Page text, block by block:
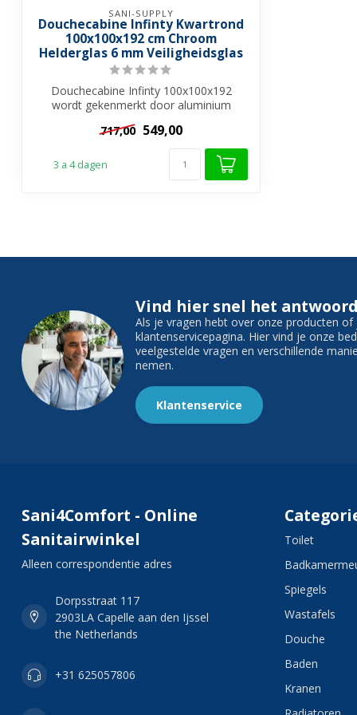
SANI-SUPPLY
Douchecabine Infinty Kwartrond
100x100x192 cm Chroom
Helderglas 6 mm Veiligheidsglas
Douchecabine Infinty 100x100x192
wordt gekenmerkt door aluminium
717,00 549,00
3 a 4 dagen
Vind hier snel het
Als je vragen hebt over onze producten
klantenservicepagina. Hier vind je onze
veelgestelde vragen en verschillende
nemen.
Klantenservice
Sani4Comfort - Online
Sanitairwinkel
Alleen correspondentie adres
Dorpsstraat 117
2903LA Capelle aan den Ijssel
the Netherlands
+31 625057806
Toilet
Spiegels
Wastafels
Douche
Baden
Kranen